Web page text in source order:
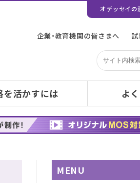
オデッセイの
企業・教育機関の皆さまへ
を活かすには よ
MENU